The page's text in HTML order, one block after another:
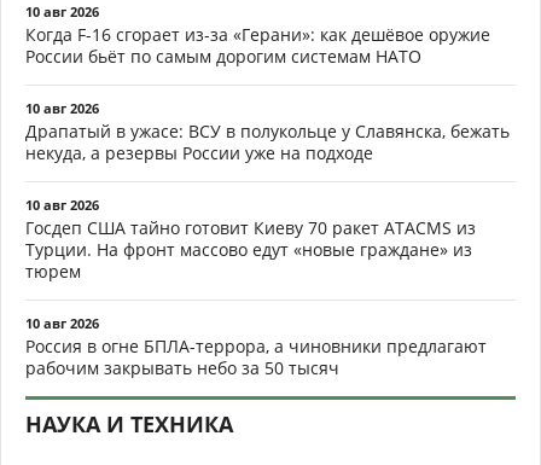
10 авг 2026
Когда F-16 сгорает из-за «Герани»: как дешёвое оружие
России бьёт по самым дорогим системам НАТО
10 авг 2026
Драпатый в ужасе: ВСУ в полукольце у Славянска, бежать
некуда, а резервы России уже на подходе
10 авг 2026
Госдеп США тайно готовит Киеву 70 ракет ATACMS из
Турции. На фронт массово едут «новые граждане» из
тюрем
10 авг 2026
Россия в огне БПЛА-террора, а чиновники предлагают
рабочим закрывать небо за 50 тысяч
НАУКА И ТЕХНИКА